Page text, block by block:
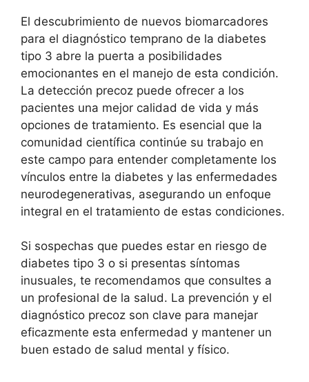
El descubrimiento de nuevos biomarcadores
para el diagnóstico temprano de la diabetes
tipo 3 abre la puerta a posibilidades
emocionantes en el manejo de esta condición.
La detección precoz puede ofrecer a los
pacientes una mejor calidad de vida y más
opciones de tratamiento. Es esencial que la
comunidad científica continúe su trabajo en
este campo para entender completamente los
vínculos entre la diabetes y las enfermedades
neurodegenerativas, asegurando un enfoque
integral en el tratamiento de estas condiciones.
Si sospechas que puedes estar en riesgo de
diabetes tipo 3 o si presentas síntomas
inusuales, te recomendamos que consultes a
un profesional de la salud. La prevención y el
diagnóstico precoz son clave para manejar
eficazmente esta enfermedad y mantener un
buen estado de salud mental y físico.